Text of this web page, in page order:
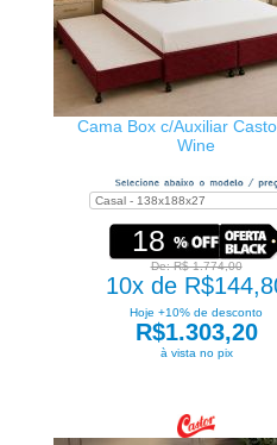
Cama Box c/Auxiliar
Wine
18
De: R$ 1.774,00
10x de
Hoje +10% de desconto
R$1.303,20
à vista no pix